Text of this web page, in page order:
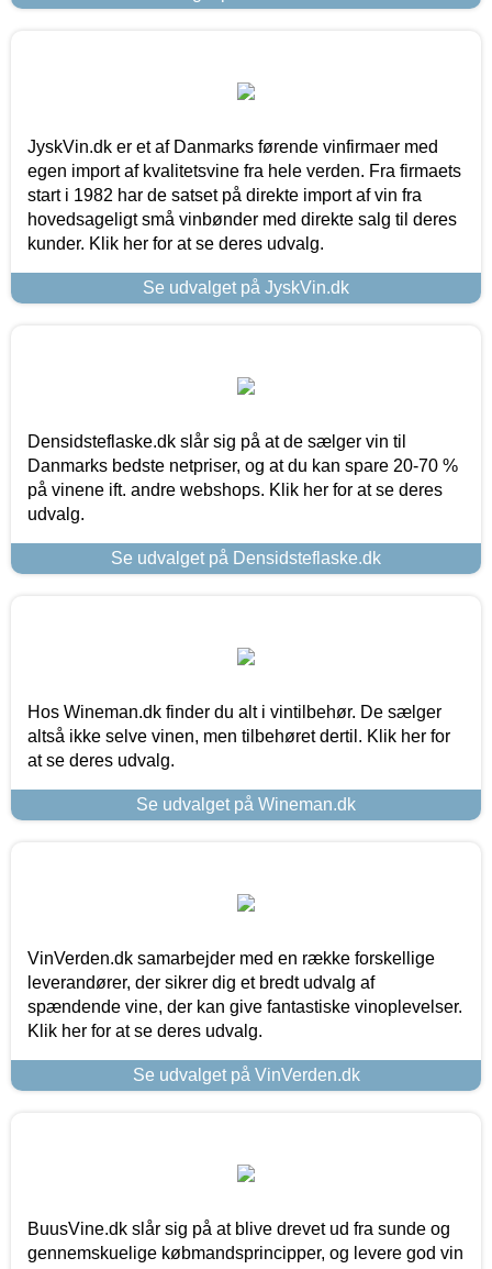
JyskVin.dk er et af Danmarks førende vinfirmaer med
egen import af kvalitetsvine fra hele verden. Fra firmaets
start i 1982 har de satset på direkte import af vin fra
hovedsageligt små vinbønder med direkte salg til deres
kunder. Klik her for at se deres udvalg.
Se udvalget på JyskVin.dk
Densidsteflaske.dk slår sig på at de sælger vin til
Danmarks bedste netpriser, og at du kan spare 20-70 %
på vinene ift. andre webshops. Klik her for at se deres
udvalg.
Se udvalget på Densidsteflaske.dk
Hos Wineman.dk finder du alt i vintilbehør. De sælger
altså ikke selve vinen, men tilbehøret dertil. Klik her for
at se deres udvalg.
Se udvalget på Wineman.dk
VinVerden.dk samarbejder med en række forskellige
leverandører, der sikrer dig et bredt udvalg af
spændende vine, der kan give fantastiske vinoplevelser.
Klik her for at se deres udvalg.
Se udvalget på VinVerden.dk
BuusVine.dk slår sig på at blive drevet ud fra sunde og
gennemskuelige købmandsprincipper, og levere god vin